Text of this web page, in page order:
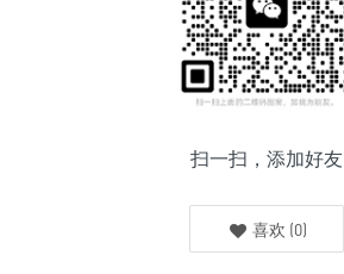
扫一扫，添加好友
喜欢 (0)